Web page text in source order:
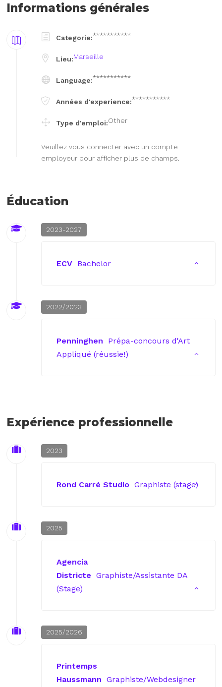
Informations générales
Categorie:***********
Lieu:Marseille
Language:***********
Années d'experience:***********
Type d'emploi:Other
Veuillez vous connecter avec un compte
employeur pour afficher plus de champs.
Éducation
2023-2027
ECV Bachelor
2022/2023
Penninghen
Prépa-concours d'Art
Appliqué (réussie!)
Expérience professionnelle
2023
Rond Carré Studio Graphiste (stage)
2025
Agencia
Districte Graphiste/Assistante DA
(Stage)
2025/2026
Printemps
Haussmann Graphiste/Webdesigner